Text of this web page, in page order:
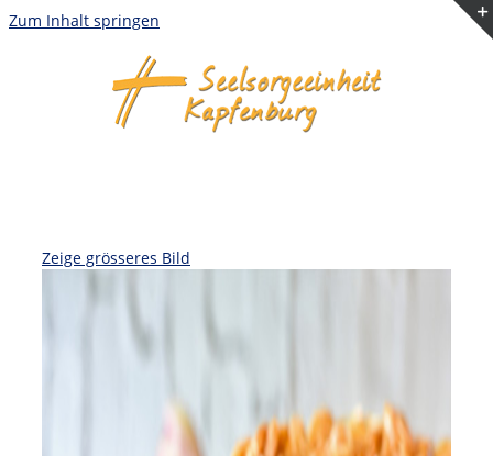
Zum Inhalt springen
Zeige grösseres Bild